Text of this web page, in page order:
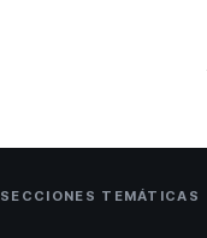
SECCIONES TEMÁTICAS